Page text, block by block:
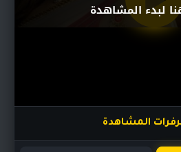
المشاهدة
لبدء المشاهدة